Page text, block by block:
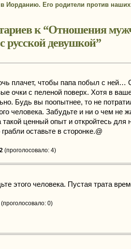
Иорданию. Его родители против
к “Отношения
русской девушкой”
плачет, чтобы папа побыл с ней…
очки с пеленой поверх. Хотя в
Будь вы поопытнее, то не
человека. Забудьте и ни о чем не
такой ценный опыт и откройтесь для
оставьте в сторонке.@
(проголосовало: 4)
этого человека. Пустая трата
(проголосовало: 0)